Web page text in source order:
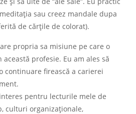
sau creez mandale dupa
de cărțile de colorat).
propria sa misiune pe care o
profesie. Eu am ales să
continuare firească a carierei
pentru lecturile mele de
culturi organizaționale,